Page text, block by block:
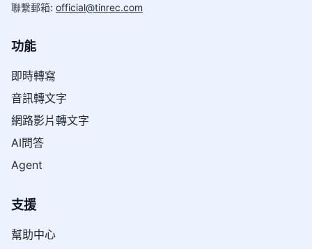
聯繫郵箱: official@tinrec.com
功能
即時轉寫
音訊轉文字
網路影片轉文字
AI問答
Agent
支援
幫助中心